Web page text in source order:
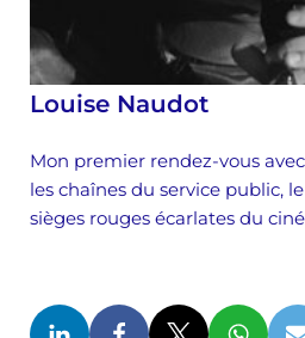
Louise Naudot
Mon premier rendez-vous
les chaînes du service public,
sièges rouges écarlates du